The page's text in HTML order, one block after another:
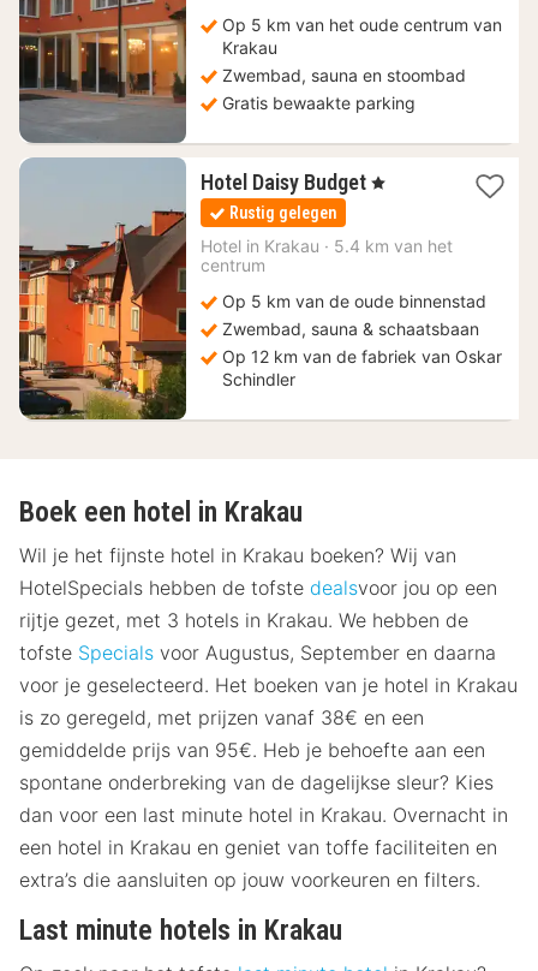
Op 5 km van het oude centrum van
Krakau
Zwembad, sauna en stoombad
Gratis bewaakte parking
Hotel Daisy Budget 1
37,45
, 1 Sterren
Rustig gelegen
Hotel in Krakau · 5.4 km van het
centrum
Op 5 km van de oude binnenstad
Zwembad, sauna & schaatsbaan
Op 12 km van de fabriek van Oskar
Schindler
Boek een hotel in Krakau
Wil je het fijnste hotel in Krakau boeken? Wij van
HotelSpecials hebben de tofste dealsvoor jou op een
rijtje gezet, met 3 hotels in Krakau. We hebben de
tofste Specials voor Augustus, September en daarna
voor je geselecteerd. Het boeken van je hotel in Krakau
is zo geregeld, met prijzen vanaf 38€ en een
gemiddelde prijs van 95€. Heb je behoefte aan een
spontane onderbreking van de dagelijkse sleur? Kies
dan voor een last minute hotel in Krakau. Overnacht in
een hotel in Krakau en geniet van toffe faciliteiten en
extra’s die aansluiten op jouw voorkeuren en filters.
Last minute hotels in Krakau